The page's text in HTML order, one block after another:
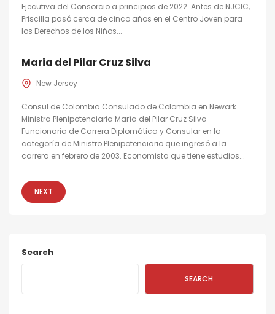
Ejecutiva del Consorcio a principios de 2022. Antes de NJCIC,
Priscilla pasó cerca de cinco años en el Centro Joven para
los Derechos de los Niños...
Maria del Pilar Cruz Silva
New Jersey
Consul de Colombia Consulado de Colombia en Newark
Ministra Plenipotenciaria María del Pilar Cruz Silva
Funcionaria de Carrera Diplomática y Consular en la
categoría de Ministro Plenipotenciario que ingresó a la
carrera en febrero de 2003. Economista que tiene estudios...
NEXT
Search
SEARCH